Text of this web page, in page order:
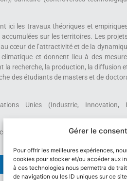
Gérer le
Pour offrir les meilleures expériences,
cookies pour stocker et/ou accéder aux
à ces technologies nous permettra de
de navigation ou les ID uniques sur ce
ici les travaux théoriques et
sur les territoires. Les
cœur de l’attractivité et de la
et donnent lieu à des
la recherche, la production, la diffusion
des étudiants de masters et de
Unies (Industrie, Innovation,
territorialisé
Appel à candidature